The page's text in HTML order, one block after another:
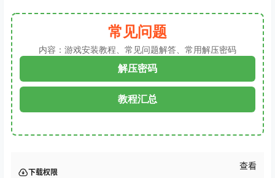
常见问题
内容：游戏安装教程、常见问题解答、常用解压密码
解压密码
教程汇总
下载权限
查看